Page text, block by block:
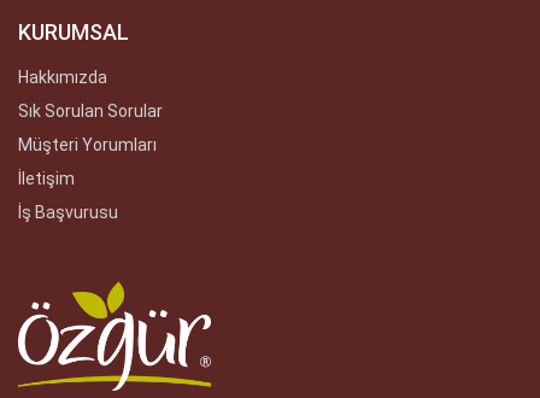
KURUMSAL
Hakkımızda
Sık Sorulan Sorular
Müşteri Yorumları
İletişim
İş Başvurusu